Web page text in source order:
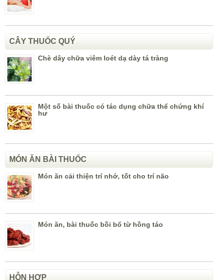
CÂY THUỐC QUÝ
Chè dây chữa viêm loét dạ dày tá tràng
Một số bài thuốc có tác dụng chữa thể chứng khí
hư
MÓN ĂN BÀI THUỐC
Món ăn cải thiện trí nhớ, tốt cho trí não
Món ăn, bài thuốc bồi bổ từ hồng táo
HỖN HỢP